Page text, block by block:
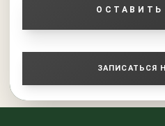
завершения проекта.
Если вам нужна квартира в
инвестиционной
вариантом для приобретения.
ОСТАВИТЬ
ЗАПИСАТЬСЯ